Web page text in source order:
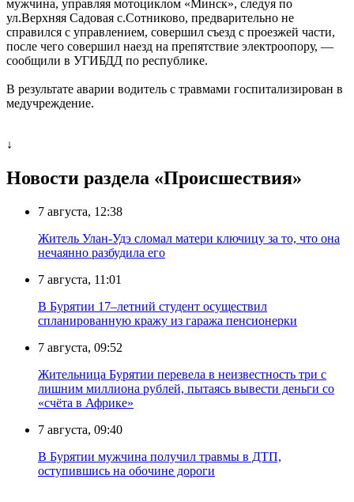
мужчина, управляя мотоциклом «Минск», следуя по
ул.Верхняя Садовая с.Сотниково, предварительно не
справился с управлением, совершил съезд с проезжей части,
после чего совершил наезд на препятствие электроопору, —
сообщили в УГИБДД по республике.
В результате аварии водитель с травмами госпитализирован в
медучреждение.
↓
Новости раздела «Происшествия»
7 августа, 12:38
Житель Улан-Удэ сломал матери ключицу за то, что она
нечаянно разбудила его
7 августа, 11:01
В Бурятии 17–летний студент осуществил
спланированную кражу из гаража пенсионерки
7 августа, 09:52
Жительница Бурятии перевела в неизвестность три с
лишним миллиона рублей, пытаясь вывести деньги со
«счёта в Африке»
7 августа, 09:40
В Бурятии мужчина получил травмы в ДТП,
оступившись на обочине дороги